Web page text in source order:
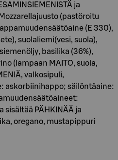
ja
(pastöroitu
(E 330),
suolaliemi(vesi, suola),
basilika (36%),
(lampaan MAITO, suola,
valkosipuli,
askorbiinihappo; säilöntäaine:
sisältää PÄHKINÄÄ ja
oregano, mustapippuri